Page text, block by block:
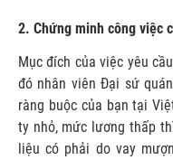
2. Chứng minh công việc
Mục đích của việc yêu
đó nhân viên Đại sứ
ràng buộc của bạn tại
ty nhỏ, mức lương thấp
liệu có phải do vay